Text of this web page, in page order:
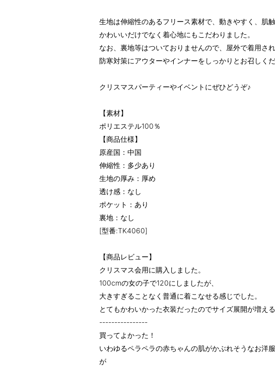
生地は伸縮性のあるフリース素材で、動きやすく、肌
かわいいだけでなく着心地にもこだわりました。
なお、裏地等はついておりませんので、屋外で着用さ
防寒対策にアウターやインナーをしっかりとお召しくだ
クリスマスパーティーやイベントにぜひどうぞ♪
【素材】
ポリエステル100％
【商品仕様】
原産国：中国
伸縮性：多少あり
生地の厚み：厚め
透け感：なし
ポケット：あり
裏地：なし
[型番:TK4060]
【商品レビュー】
クリスマス会用に購入しました。
100cmの女の子で120にしましたが、
大きすぎることなく普通に着こなせる感じでした。
とてもかわいかった衣装だったのでサイズ展開が増え
----------------
買ってよかった！
いわゆるペラペラの赤ちゃんの肌がかぶれそうなお洋
が